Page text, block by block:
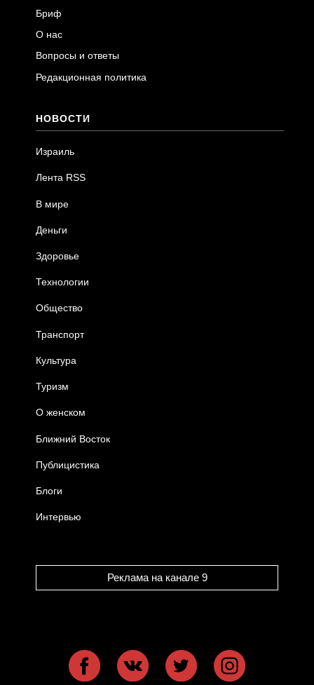
Бриф
О нас
Вопросы и ответы
Редакционная политика
НОВОСТИ
Израиль
Лента RSS
В мире
Деньги
Здоровье
Технологии
Общество
Транспорт
Культура
Туризм
О женском
Ближний Восток
Публицистика
Блоги
Интервью
Реклама на канале 9